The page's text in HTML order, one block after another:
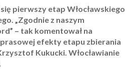
pierwszy etap Włocławskiego
„Zgodnie z naszym
– tak komentował na
efekty etapu zbierania
Kukucki. Włocławianie